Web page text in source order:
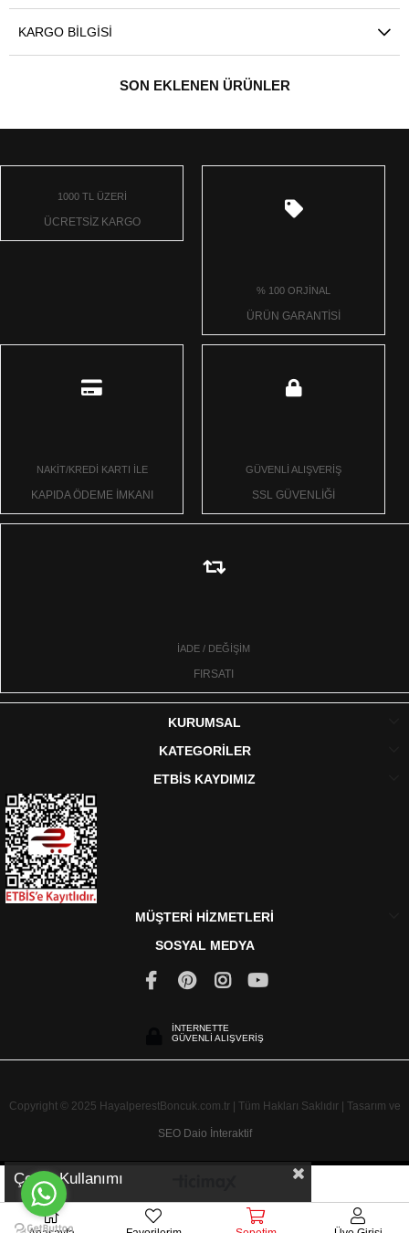
KARGO BILGISI
SON EKLENEN ÜRÜNLER
1000 TL ÜZERİ
ÜCRETSİZ KARGO
% 100 ORJİNAL
ÜRÜN GARANTİSİ
NAKİT/KREDİ KARTI İLE
KAPIDA ÖDEME İMKANI
GÜVENLİ ALIŞVERİŞ
SSL GÜVENLİĞİ
İADE / DEĞİŞİM
FIRSATI
KURUMSAL
KATEGORİLER
ETBİS KAYDIMIZ
MÜŞTERİ HİZMETLERİ
SOSYAL MEDYA
İNTERNETTE
GÜVENLİ ALIŞVERİŞ
Copyright © 2025 HayalperestBoncuk.com.tr | Tüm Hakları Saklıdır | Tasarım ve
SEO Daio İnteraktif
Çerez Kullanımı